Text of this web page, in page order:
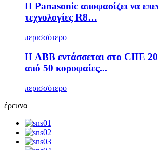
Η Panasonic αποφασίζει να
τεχνολογίες R8…
περισσότερο
Η ABB εντάσσεται στο CIIE
από 50 κορυφαίες...
περισσότερο
έρευνα